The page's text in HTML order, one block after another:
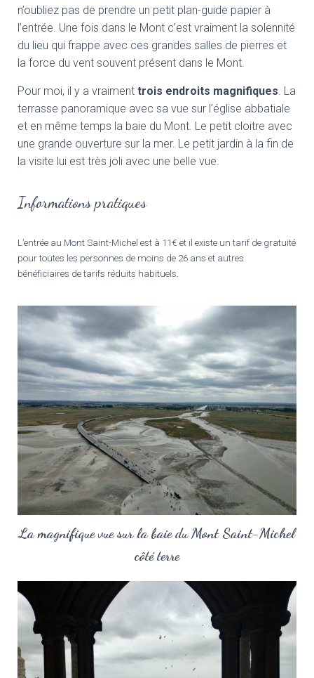
n’oubliez pas de prendre un petit plan-guide papier à
l’entrée. Une fois dans le Mont c’est vraiment la solennité
du lieu qui frappe avec ces grandes salles de pierres et
la force du vent souvent présent dans le Mont.
Pour moi, il y a vraiment trois endroits magnifiques. La
terrasse panoramique avec sa vue sur l’église abbatiale
et en même temps la baie du Mont. Le petit cloitre avec
une grande ouverture sur la mer. Le petit jardin à la fin de
la visite lui est très joli avec une belle vue.
Informations pratiques
L’entrée au Mont Saint-Michel est à 11€ et il existe un tarif de gratuité
pour toutes les personnes de moins de 26 ans et autres
bénéficiaires de tarifs réduits habituels.
La magnifique vue sur la baie du Mont Saint-Michel
côté terre